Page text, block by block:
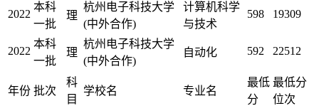
2022
本科
一批
理
杭州电子科技大学
(中外合作)
计算机科学
与技术
598 19309
2022
本科
一批
理
杭州电子科技大学
(中外合作)
自动化 592 22512
年份 批次
科
目
学校名 专业名
最低
分
最低分
位次